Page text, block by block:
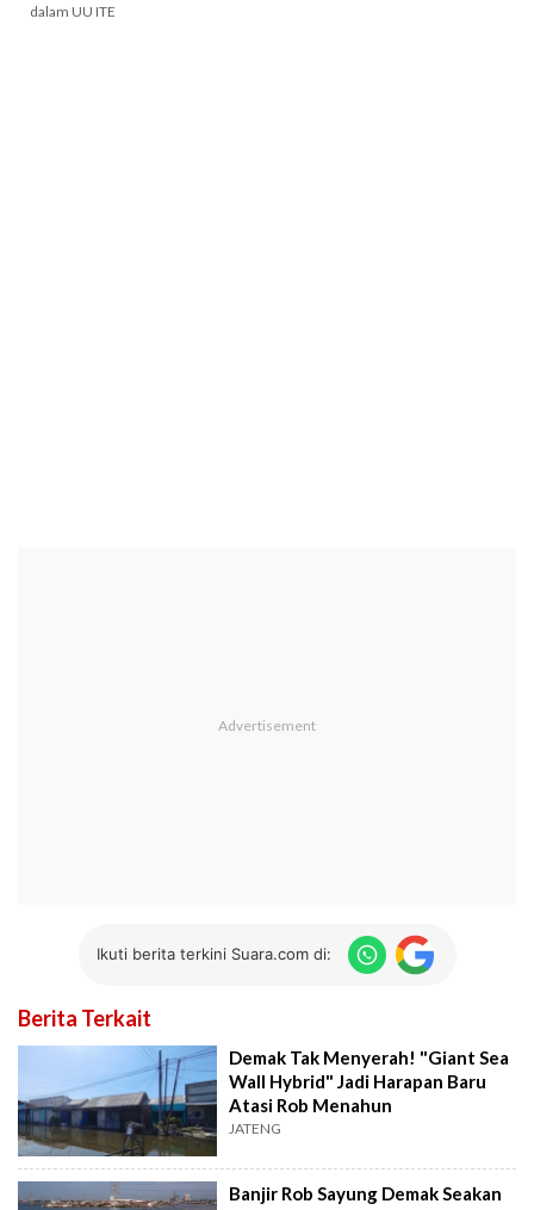
dalam UU ITE
Ikuti berita terkini Suara.com di:
Berita Terkait
Demak Tak Menyerah! "Giant Sea
Wall Hybrid" Jadi Harapan Baru
Atasi Rob Menahun
JATENG
Banjir Rob Sayung Demak Seakan